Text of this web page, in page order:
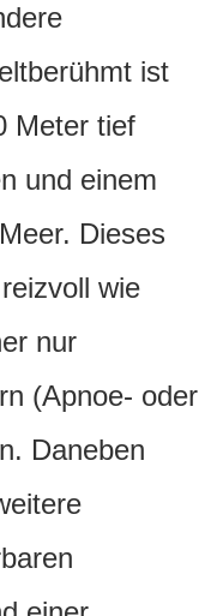
ist
Meter tief
und einem
Dieses
wie
nur
(Apnoe- oder
Daneben